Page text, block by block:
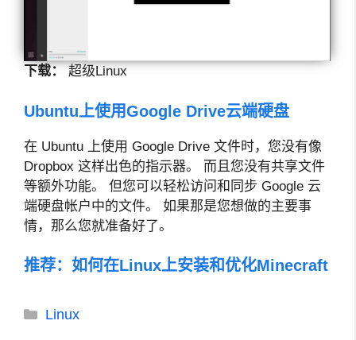
下载： 超级Linux
Ubuntu上使用Google Drive云端硬盘
在 Ubuntu 上使用 Google Drive 文件时，您没有像
Dropbox 这样出色的指示器。 而且您没有共享文件
等额外功能。 但您可以轻松访问和同步 Google 云
端硬盘帐户中的文件。 如果那是您想做的主要事
情，那么您就准备好了。
推荐： 如何在Linux上安装和优化Minecraft
分
Linux